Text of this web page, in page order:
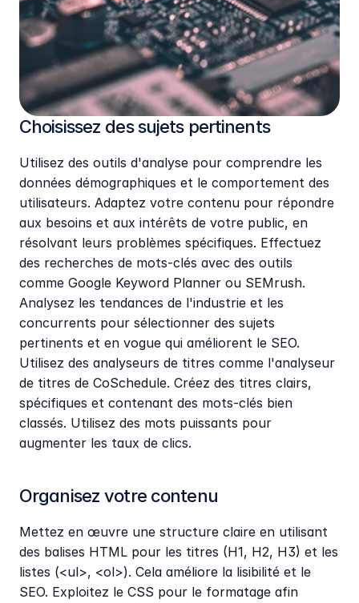
Choisissez des sujets pertinents
Utilisez des outils d'analyse pour comprendre les
données démographiques et le comportement des
utilisateurs. Adaptez votre contenu pour répondre
aux besoins et aux intérêts de votre public, en
résolvant leurs problèmes spécifiques. Effectuez
des recherches de mots-clés avec des outils
comme Google Keyword Planner ou SEMrush.
Analysez les tendances de l'industrie et les
concurrents pour sélectionner des sujets
pertinents et en vogue qui améliorent le SEO.
Utilisez des analyseurs de titres comme l'analyseur
de titres de CoSchedule. Créez des titres clairs,
spécifiques et contenant des mots-clés bien
classés. Utilisez des mots puissants pour
augmenter les taux de clics.
Organisez votre contenu
Mettez en œuvre une structure claire en utilisant
des balises HTML pour les titres (H1, H2, H3) et les
listes (<ul>, <ol>). Cela améliore la lisibilité et le
SEO. Exploitez le CSS pour le formatage afin